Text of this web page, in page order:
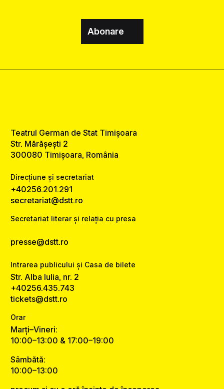
Abonare
Teatrul German de Stat Timișoara
Str. Mărășești 2
300080 Timișoara, România
Direcțiune și secretariat
+40256.201.291
secretariat@dstt.ro
Secretariat literar și relația cu presa
presse@dstt.ro
Intrarea publicului și Casa de bilete
Str. Alba Iulia, nr. 2
+40256.435.743
tickets@dstt.ro
Orar
Marți–Vineri:
10:00–13:00 & 17:00–19:00
Sâmbătă:
10:00–13:00